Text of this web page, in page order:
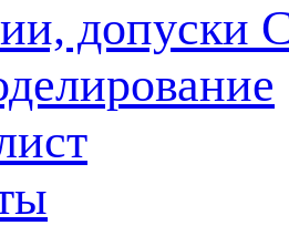
допуски